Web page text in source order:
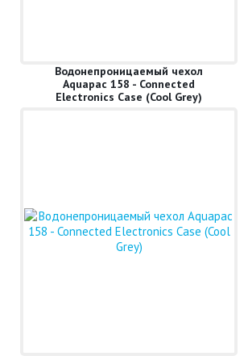
Водонепроницаемый чехол
Aquapac 158 - Connected
Electronics Case (Cool Grey)